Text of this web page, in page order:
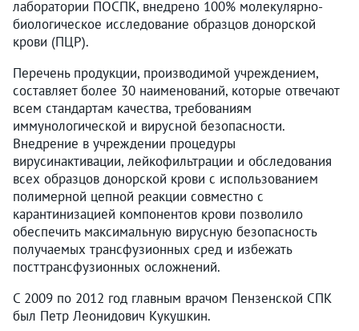
лаборатории ПОСПК, внедрено 100% молекулярно-
биологическое исследование образцов донорской
крови (ПЦР).
Перечень продукции, производимой учреждением,
составляет более 30 наименований, которые отвечают
всем стандартам качества, требованиям
иммунологической и вирусной безопасности.
Внедрение в учреждении процедуры
вирусинактивации, лейкофильтрации и обследования
всех образцов донорской крови с использованием
полимерной цепной реакции совместно с
карантинизацией компонентов крови позволило
обеспечить максимальную вирусную безопасность
получаемых трансфузионных сред и избежать
посттрансфузионных осложнений.
С 2009 по 2012 год главным врачом Пензенской СПК
был Петр Леонидович Кукушкин.